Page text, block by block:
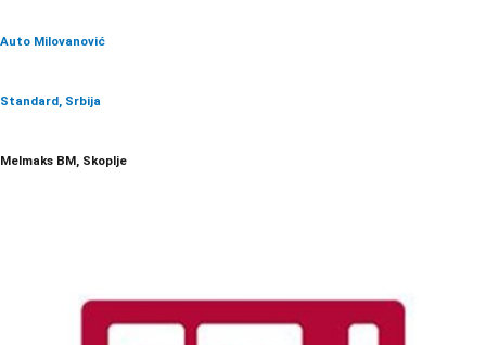
Auto Milovanović
Standard, Srbija
Melmaks BM, Skoplje